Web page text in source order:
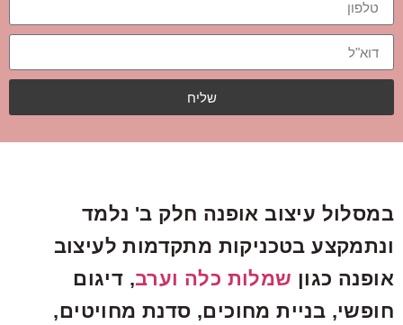
שליח
במסלול עיצוב אופנה חלק ב' נלמד
ונתמקצע בטכניקות מתקדמות לעיצוב
אופנה כגון שמלות כלה וערב, דיגום
חופשי, בניית מחוכים, סדנת מחויטים,